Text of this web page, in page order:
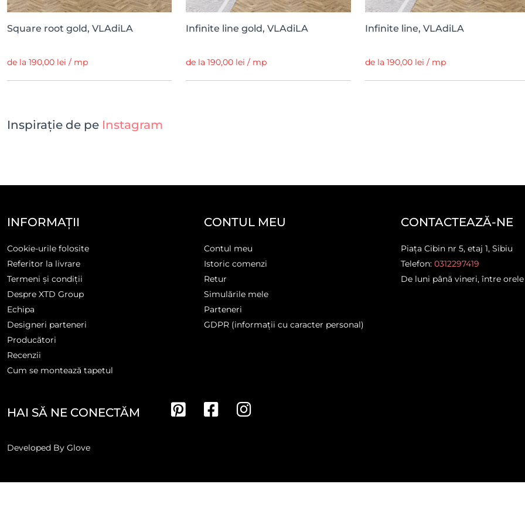
Square root gold, VLAdiLA
de la 190,00 lei / mp
Infinite line gold, VLAdiLA
de la 190,00 lei / mp
Infinite line, VLAdiLA
de la 190,00 lei / mp
Inspirație de pe Instagram
INFORMAȚII
Cookie-urile folosite
Referitor la livrare
Termeni și condiții
Despre XTD Group
Echipa
Designeri parteneri
Producători
Recenzii
Cum se montează tapetul
CONTUL MEU
Contul meu
Istoric comenzi
Retur
Simulările mele
Parteneri
GDPR (informații cu caracter personal)
CONTACTEAZĂ-NE
Piața Cibin nr 5, etaj 1, Sibiu
Telefon: 0312297419
De luni până vineri, între orele
HAI SĂ NE CONECTĂM
Developed By Glove